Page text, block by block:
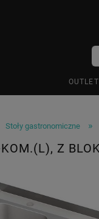
OUTLET
Stoły gastronomiczne »
Z